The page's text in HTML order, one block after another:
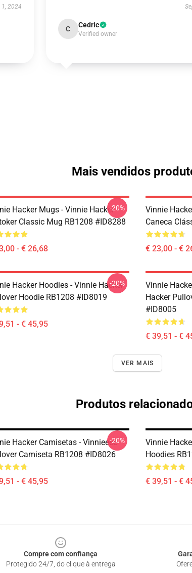
1, 2024
C Cedric
Verified owner
Mais vendidos
Hacker Mugs - Vinnie Hacker
Classic Mug RB1208 #ID8288
- € 26,68
-20%
Vinnie
Caneca
€ 23,00 - €
Hacker Hoodies - Vinnie Hacker
Hoodie RB1208 #ID8019
- € 45,95
-20%
Vinnie
Hacker
#ID8005
€ 39,51 - €
VER MAIS
Produtos
Hacker Camisetas - Vinnieeee
Camiseta RB1208 #ID8026
- € 45,95
-20%
Vinnie
Hoodies
€ 39,51 - €
Compre com confiança
Protegido 24/7, do clique à entrega